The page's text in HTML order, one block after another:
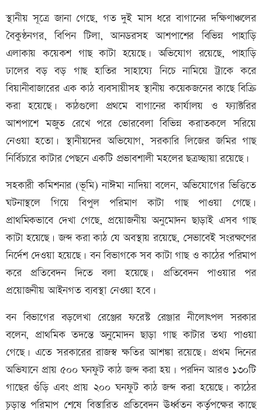
স্থানীয় সূত্রে জানা গেছে, গত দুই মাস ধরে বাগানের দক্ষিণাঞ্চলের
বৈকুণ্ঠনগর, বিপিন টিলা, আনডরসহ আশপাশের বিভিন্ন পাহাড়ি
এলাকায় কয়েকশ গাছ কাটা হয়েছে। অভিযোগ রয়েছে, পাহাড়ি
ঢালের বড় বড় গাছ হাতির সাহায্যে নিচে নামিয়ে ট্রাকে করে
বিয়ানীবাজারের এক কাঠ ব্যবসায়ীসহ স্থানীয় কয়েকজনের কাছে বিক্রি
করা হয়েছে। কাঠগুলো প্রথমে বাগানের কার্যালয় ও ফ্যাক্টরির
আশপাশে মজুত রেখে পরে ভোরবেলা বিভিন্ন করাতকলে সরিয়ে
নেওয়া হতো। স্থানীয়দের অভিযোগ, সরকারি লিজের জমির গাছ
নির্বিচারে কাটার পেছনে একটি প্রভাবশালী মহলের ছত্রচ্ছায়া রয়েছে।
সহকারী কমিশনার (ভূমি) নাঈমা নাদিয়া বলেন, অভিযোগের ভিত্তিতে
ঘটনাস্থলে গিয়ে বিপুল পরিমাণ কাটা গাছ পাওয়া গেছে।
প্রাথমিকভাবে দেখা গেছে, প্রয়োজনীয় অনুমোদন ছাড়াই এসব গাছ
কাটা হয়েছে। জব্দ করা কাঠ যে অবস্থায় রয়েছে, সেভাবেই সংরক্ষণের
নির্দেশ দেওয়া হয়েছে। বন বিভাগকে সব কাটা গাছ ও কাঠের পরিমাপ
করে প্রতিবেদন দিতে বলা হয়েছে। প্রতিবেদন পাওয়ার পর
প্রয়োজনীয় আইনগত ব্যবস্থা নেওয়া হবে।
বন বিভাগের বড়লেখা রেঞ্জের ফরেস্ট রেঞ্জার নীলোৎপল সরকার
বলেন, প্রাথমিক তদন্তে অনুমোদন ছাড়া গাছ কাটার তথ্য পাওয়া
গেছে। এতে সরকারের রাজস্ব ক্ষতির আশঙ্কা রয়েছে। প্রথম দিনের
অভিযানে প্রায় ৫০০ ঘনফুট কাঠ জব্দ করা হয়। পরদিন আরও ১৩০টি
গাছের গুঁড়ি এবং প্রায় ২০০ ঘনফুট কাঠ জব্দ করা হয়েছে। কাঠের
চূড়ান্ত পরিমাপ শেষে বিস্তারিত প্রতিবেদন ঊর্ধ্বতন কর্তৃপক্ষের কাছে